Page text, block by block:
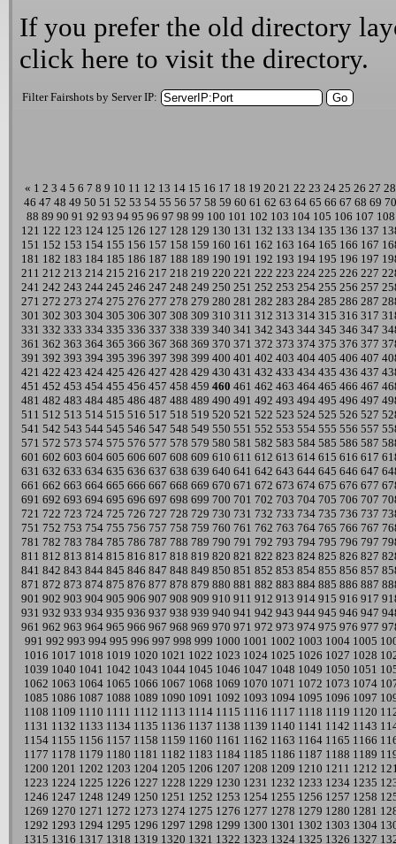
If you prefer the old directory
click here to visit the directory.
Filter Fairshots by Server IP:
« 1 2 3 4 5 6 7 8 9 10 11 12 13 14 15 16 17 18 19 20 21 22 23 24 25 26 27 28
46 47 48 49 50 51 52 53 54 55 56 57 58 59 60 61 62 63 64 65 66 67 68 69 70
88 89 90 91 92 93 94 95 96 97 98 99 100 101 102 103 104 105 106 107 108
121 122 123 124 125 126 127 128 129 130 131 132 133 134 135 136 137
151 152 153 154 155 156 157 158 159 160 161 162 163 164 165 166 167
181 182 183 184 185 186 187 188 189 190 191 192 193 194 195 196 197
211 212 213 214 215 216 217 218 219 220 221 222 223 224 225 226 227
241 242 243 244 245 246 247 248 249 250 251 252 253 254 255 256 257
271 272 273 274 275 276 277 278 279 280 281 282 283 284 285 286 287
301 302 303 304 305 306 307 308 309 310 311 312 313 314 315 316 317
331 332 333 334 335 336 337 338 339 340 341 342 343 344 345 346 347
361 362 363 364 365 366 367 368 369 370 371 372 373 374 375 376 377
391 392 393 394 395 396 397 398 399 400 401 402 403 404 405 406 407
421 422 423 424 425 426 427 428 429 430 431 432 433 434 435 436 437
451 452 453 454 455 456 457 458 459 460 461 462 463 464 465 466 467
481 482 483 484 485 486 487 488 489 490 491 492 493 494 495 496 497
511 512 513 514 515 516 517 518 519 520 521 522 523 524 525 526 527
541 542 543 544 545 546 547 548 549 550 551 552 553 554 555 556 557
571 572 573 574 575 576 577 578 579 580 581 582 583 584 585 586 587
601 602 603 604 605 606 607 608 609 610 611 612 613 614 615 616 617
631 632 633 634 635 636 637 638 639 640 641 642 643 644 645 646 647
661 662 663 664 665 666 667 668 669 670 671 672 673 674 675 676 677
691 692 693 694 695 696 697 698 699 700 701 702 703 704 705 706 707
721 722 723 724 725 726 727 728 729 730 731 732 733 734 735 736 737
751 752 753 754 755 756 757 758 759 760 761 762 763 764 765 766 767
781 782 783 784 785 786 787 788 789 790 791 792 793 794 795 796 797
811 812 813 814 815 816 817 818 819 820 821 822 823 824 825 826 827
841 842 843 844 845 846 847 848 849 850 851 852 853 854 855 856 857
871 872 873 874 875 876 877 878 879 880 881 882 883 884 885 886 887
901 902 903 904 905 906 907 908 909 910 911 912 913 914 915 916 917
931 932 933 934 935 936 937 938 939 940 941 942 943 944 945 946 947
961 962 963 964 965 966 967 968 969 970 971 972 973 974 975 976 977
991 992 993 994 995 996 997 998 999 1000 1001 1002 1003 1004 1005
1016 1017 1018 1019 1020 1021 1022 1023 1024 1025 1026 1027 1028
1039 1040 1041 1042 1043 1044 1045 1046 1047 1048 1049 1050 1051
1062 1063 1064 1065 1066 1067 1068 1069 1070 1071 1072 1073 1074
1085 1086 1087 1088 1089 1090 1091 1092 1093 1094 1095 1096 1097
1108 1109 1110 1111 1112 1113 1114 1115 1116 1117 1118 1119 1120
1131 1132 1133 1134 1135 1136 1137 1138 1139 1140 1141 1142 1143
1154 1155 1156 1157 1158 1159 1160 1161 1162 1163 1164 1165 1166
1177 1178 1179 1180 1181 1182 1183 1184 1185 1186 1187 1188 1189
1200 1201 1202 1203 1204 1205 1206 1207 1208 1209 1210 1211 1212
1223 1224 1225 1226 1227 1228 1229 1230 1231 1232 1233 1234 1235
1246 1247 1248 1249 1250 1251 1252 1253 1254 1255 1256 1257 1258
1269 1270 1271 1272 1273 1274 1275 1276 1277 1278 1279 1280 1281
1292 1293 1294 1295 1296 1297 1298 1299 1300 1301 1302 1303 1304
1315 1316 1317 1318 1319 1320 1321 1322 1323 1324 1325 1326 1327